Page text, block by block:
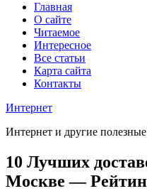
Главная
О сайте
Читаемое
Интересное
Все статьи
Карта сайта
Контакты
Интернет
Интернет и другие
10 Лучших
Москве —